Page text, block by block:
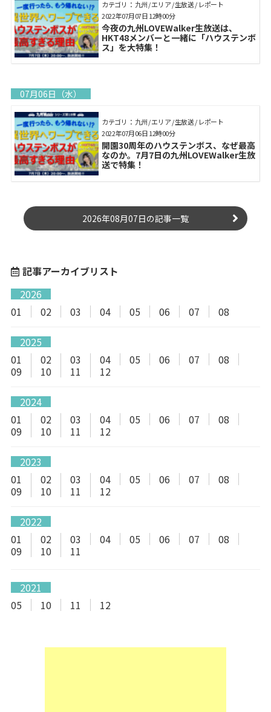
カテゴリ： 九州 / エリア / 生放送 / レポート
今夜の九州LOVEWalker生放送は、
HKT48メンバーと一緒に「ハウステンボ
ス」を大特集！
2022年07月07日 12時00分
07月06日（水）
カテゴリ： 九州 / エリア / 生放送 / レポート
開園30周年のハウステンボス、なぜ最高
なのか。7月7日の九州LOVEWalker生放
送で特集！
2022年07月06日 12時00分
2026年08月07日の記事一覧
記事アーカイブリスト
2026
01
02 03 04 05 06 07 08
2025
01
02 03 04 05 06 07
08
09
10 11 12
2024
01
02 03 04 05 06 07
08
09
10 11 12
2023
01
02 03 04 05 06 07
08
09
10 11 12
2022
01
02 03 04 05 06 07
08
09
10 11
2021
05
10 11 12